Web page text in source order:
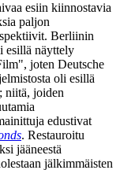
esiin kiinnostavia
paljon
Berliinin
esillä näyttely
joten Deutsche
oli esillä
niitä, joiden
edustivat
. Restauroitu
jääneestä
jälkimmäisten